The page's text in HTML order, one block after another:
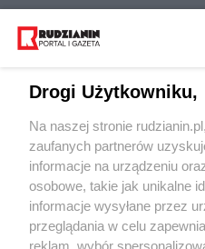
Wydawca mediów lokalnych
Drogi Użytkowniku,
Na naszej stronie
zaufanych partnerów
informacje na urządzeniu
osobowe, takie jak unikalne
informacje wysyłane przez
przeglądania w celu
reklam, wybór